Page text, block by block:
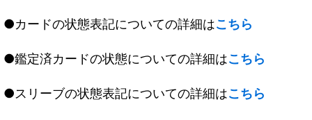
●カードの状態表記についての詳細はこちら
●鑑定済カードの状態についての詳細はこちら
●スリーブの状態表記についての詳細はこちら